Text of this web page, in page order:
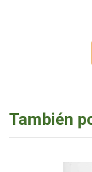
También